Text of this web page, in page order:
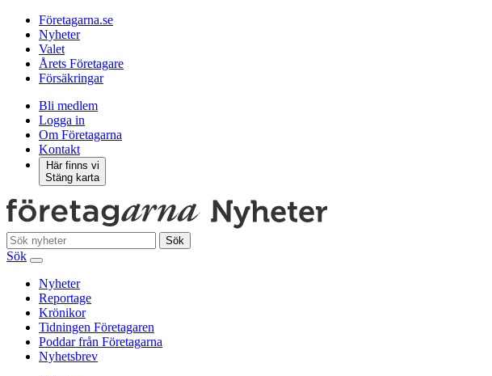
Företagarna.se
Nyheter
Valet
Årets Företagare
Försäkringar
Bli medlem
Logga in
Om Företagarna
Kontakt
Här finns vi
Stäng karta
Sök
Sök
Nyheter
Reportage
Krönikor
Tidningen Företagaren
Poddar från Företagarna
Nyhetsbrev